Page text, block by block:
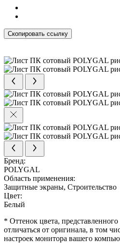
Скопировать ссылку
Бренд:
POLYGAL
Область применения:
Защитные экраны, Строительство
Цвет:
Белый
* Оттенок цвета,
отличаться от оригинала, в том
настроек монитора вашего